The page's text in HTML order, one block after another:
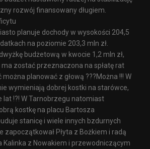
rozwój finansowany długiem.
planuje dochody w wysokości 204,5
na poziomie 203,3 mln zł.
budżetową w kwocie 1,2 mln zł,
ma zostać przeznaczona na spłatę rat
można planować z głową ???Można !!! W
wymieniają dobrej kostki na starówce,
lat !?! W Tarnobrzegu natomiast
kostkę na placu Bartosza
stanicę i wiele innych bzdurnych
zapoczątkował Płyta z Bożkiem i radą
Kalinka z Nowakiem i przewodniczącym